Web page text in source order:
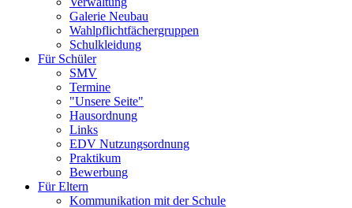
Galerie Neubau
Wahlpflichtfächergruppen
Schulkleidung
Für Schüler
SMV
Termine
"Unsere Seite"
Hausordnung
Links
EDV Nutzungsordnung
Praktikum
Bewerbung
Für Eltern
Kommunikation mit der Schule